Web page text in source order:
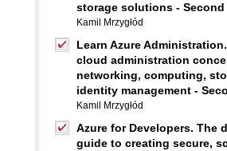
storage solutions -
Kamil Mrzygłód
Learn Azure
cloud administration
networking, computing,
identity management -
Kamil Mrzygłód
Azure for Developers. The
guide to creating secure,